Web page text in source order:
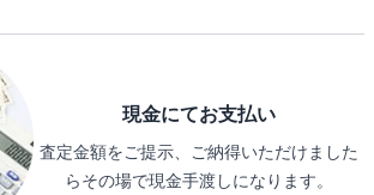
現金にてお支払い
査定金額をご提示、ご納得いただけました
らその場で現金手渡しになります。